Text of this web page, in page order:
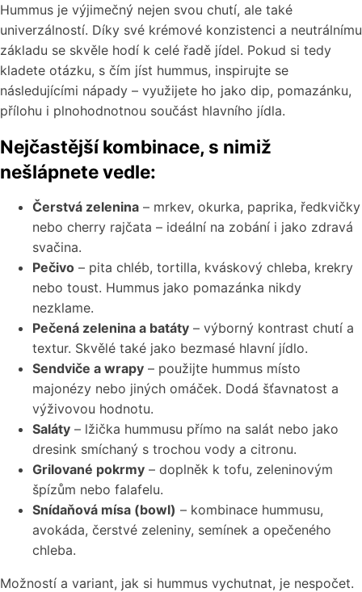
Hummus je výjimečný nejen svou chutí, ale také
univerzálností. Díky své krémové konzistenci a neutrálnímu
základu se skvěle hodí k celé řadě jídel. Pokud si tedy
kladete otázku, s čím jíst hummus, inspirujte se
následujícími nápady – využijete ho jako dip, pomazánku,
přílohu i plnohodnotnou součást hlavního jídla.
Nejčastější kombinace, s nimiž
nešlápnete vedle:
Čerstvá zelenina – mrkev, okurka, paprika, ředkvičky
nebo cherry rajčata – ideální na zobání i jako zdravá
svačina.
Pečivo – pita chléb, tortilla, kváskový chleba, krekry
nebo toust. Hummus jako pomazánka nikdy
nezklame.
Pečená zelenina a batáty – výborný kontrast chutí a
textur. Skvělé také jako bezmasé hlavní jídlo.
Sendviče a wrapy – použijte hummus místo
majonézy nebo jiných omáček. Dodá šťavnatost a
výživovou hodnotu.
Saláty – lžička hummusu přímo na salát nebo jako
dresink smíchaný s trochou vody a citronu.
Grilované pokrmy – doplněk k tofu, zeleninovým
špízům nebo falafelu.
Snídaňová mísa (bowl) – kombinace hummusu,
avokáda, čerstvé zeleniny, semínek a opečeného
chleba.
Možností a variant, jak si hummus vychutnat, je nespočet.